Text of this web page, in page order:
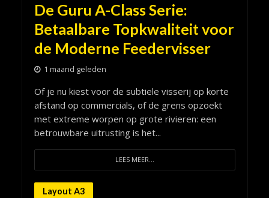
De Guru A-Class Serie:
Betaalbare Topkwaliteit voor
de Moderne Feedervisser
1 maand geleden
Of je nu kiest voor de subtiele visserij op korte
afstand op commercials, of de grens opzoekt
met extreme worpen op grote rivieren: een
betrouwbare uitrusting is het...
LEES MEER...
Layout A3